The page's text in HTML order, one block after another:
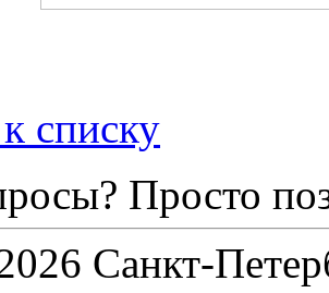
списку
Просто
Санкт-